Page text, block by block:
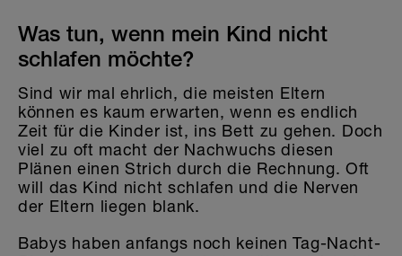
Was tun, wenn mein Kind nicht
schlafen möchte?
Sind wir mal ehrlich, die meisten Eltern
können es kaum erwarten, wenn es endlich
Zeit für die Kinder ist, ins Bett zu gehen. Doch
viel zu oft macht der Nachwuchs diesen
Plänen einen Strich durch die Rechnung. Oft
will das Kind nicht schlafen und die Nerven
der Eltern liegen blank.
Babys haben anfangs noch keinen Tag-Nacht-